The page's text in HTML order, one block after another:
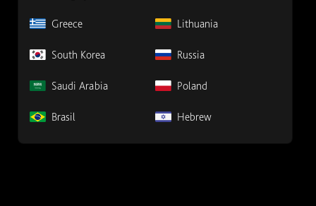
Greece Lithuania
South Korea Russia
Saudi Arabia Poland
Brasil Hebrew